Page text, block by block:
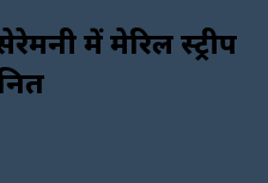
में मेरिल स्ट्रीप